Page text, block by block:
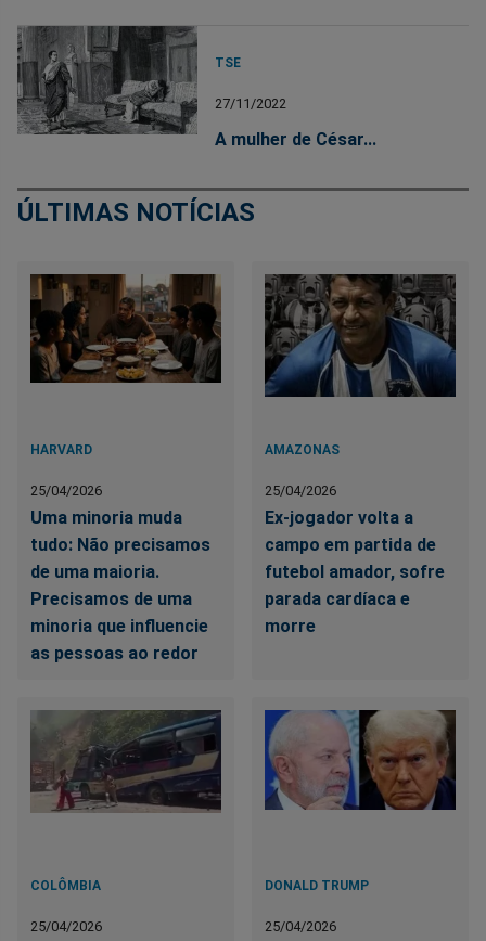
TSE
27/11/2022
A mulher de César...
ÚLTIMAS NOTÍCIAS
HARVARD
25/04/2026
Uma minoria muda
tudo: Não precisamos
de uma maioria.
Precisamos de uma
minoria que influencie
as pessoas ao redor
AMAZONAS
25/04/2026
Ex-jogador volta a
campo em partida de
futebol amador, sofre
parada cardíaca e
morre
COLÔMBIA
25/04/2026
DONALD TRUMP
25/04/2026